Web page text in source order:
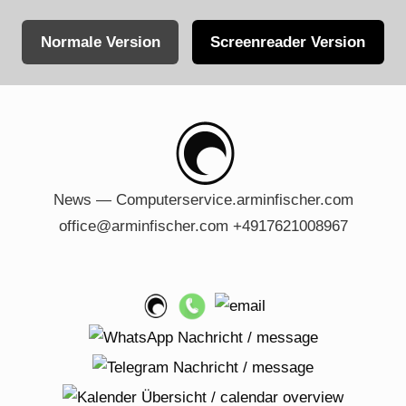
Normale Version Screenreader Version
News — Computerservice.arminfischer.com
office@arminfischer.com +4917621008967